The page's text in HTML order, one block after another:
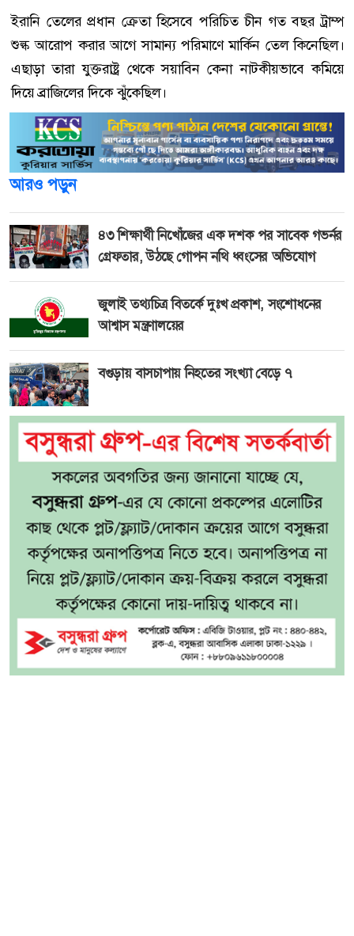
ইরানি তেলের প্রধান ক্রেতা হিসেবে পরিচিত চীন গত বছর ট্রাম্প
শুল্ক আরোপ করার আগে সামান্য পরিমাণে মার্কিন তেল কিনেছিল।
এছাড়া তারা যুক্তরাষ্ট্র থেকে সয়াবিন কেনা নাটকীয়ভাবে কমিয়ে
দিয়ে ব্রাজিলের দিকে ঝুঁকেছিল।
আরও পড়ুন
৪৩ শিক্ষার্থী নিখোঁজের এক দশক পর সাবেক গভর্নর
গ্রেফতার, উঠছে গোপন নথি ধ্বংসের অভিযোগ
জুলাই তথ্যচিত্র বিতর্কে দুঃখ প্রকাশ, সংশোধনের
আশ্বাস মন্ত্রণালয়ের
বগুড়ায় বাসচাপায় নিহতের সংখ্যা বেড়ে ৭